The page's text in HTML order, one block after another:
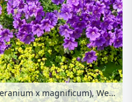
Prächtiger Storchschnabel (Geranium x magnificum), Weicher Frauenmantel (Alchemilla mollis) und Pfingstrose (Paeonia)